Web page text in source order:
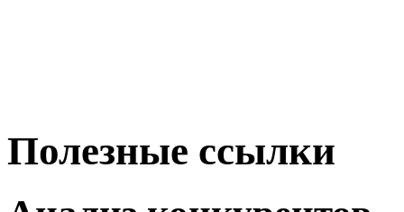
Полезные ссылки